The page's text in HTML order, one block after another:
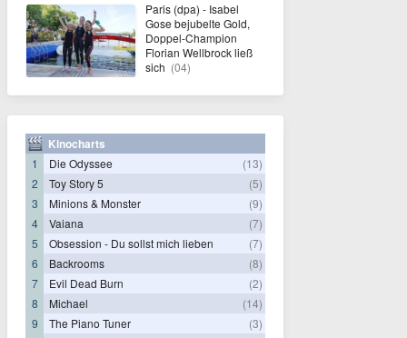
Paris (dpa) - Isabel
Gose bejubelte Gold,
Doppel-Champion
Florian Wellbrock ließ
sich (04)
Kinocharts
1 Die Odyssee
(13)
2
Toy Story 5
(5)
3
Minions & Monster
(9)
4
Vaiana
(7)
5
Obsession - Du sollst mich lieben
(7)
6
Backrooms
(8)
7
Evil Dead Burn
(2)
8
Michael
(14)
9
The Piano Tuner
(3)